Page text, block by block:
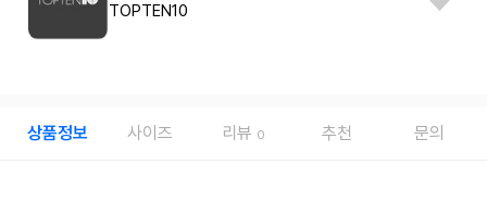
TOPTEN10
상품정보 사이즈 리뷰 0 추천 문의